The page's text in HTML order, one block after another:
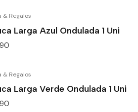
& Regalos
Larga Azul Ondulada 1 Uni
& Regalos
Larga Verde Ondulada 1 Uni